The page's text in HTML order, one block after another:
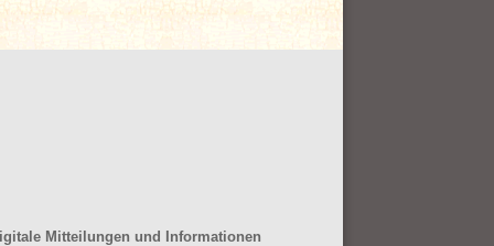
Mitteilungen und Informationen